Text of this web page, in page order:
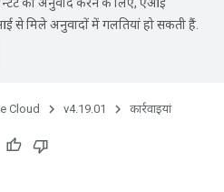
से मिले अनुवादों में गलतियां हो सकती हैं.
Cloud v4.19.01 कार्रवाइयां